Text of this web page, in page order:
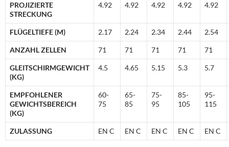
PROJIZIERTE
STRECKUNG
4.92 4.92 4.92 4.92 4.92
FLÜGELTIEFE (M) 2.17 2.24 2.34 2.44 2.54
ANZAHL ZELLEN 71 71 71 71 71
GLEITSCHIRMGEWICHT
(KG)
4.5 4.65 5.15 5.3 5.7
EMPFOHLENER
GEWICHTSBEREICH
(KG)
60-
75
65-
85
75-
95
85-
105
95-
115
ZULASSUNG EN C EN C EN C EN C EN C